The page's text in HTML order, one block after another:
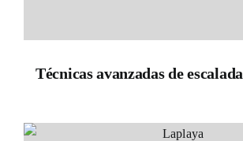
Técnicas avanzadas de escalada